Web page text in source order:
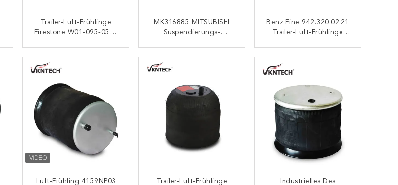
Trailer-Luft-Frühlinge
Firestone W01-095-0500
KONTAKT
MK316885 MITSUBISHI
Suspendierungs-
KONTAKT
Benz Eine 942.320.02.21
Trailer-Luft-Frühlinge
KONTAKT
Luft-Frühling 4159NP03
Trailer-Luft-Frühlinge
Industrielles Des